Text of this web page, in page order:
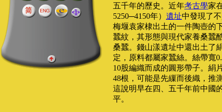
五千年的歷史。近年考古學家
5250─4150年） 遺址中發現了
梅堰袁家棣出土的一件陶壺的
蠶紋，其形態與現代家養桑蠶
桑蠶。錢山漾遺址中還出土了
定，原料都屬家蠶絲。絲帶寬
10股編織而成的圓形帶子。絹
48根，可能是先繅而後織，推
這說明早在四、五千年前中國
平。